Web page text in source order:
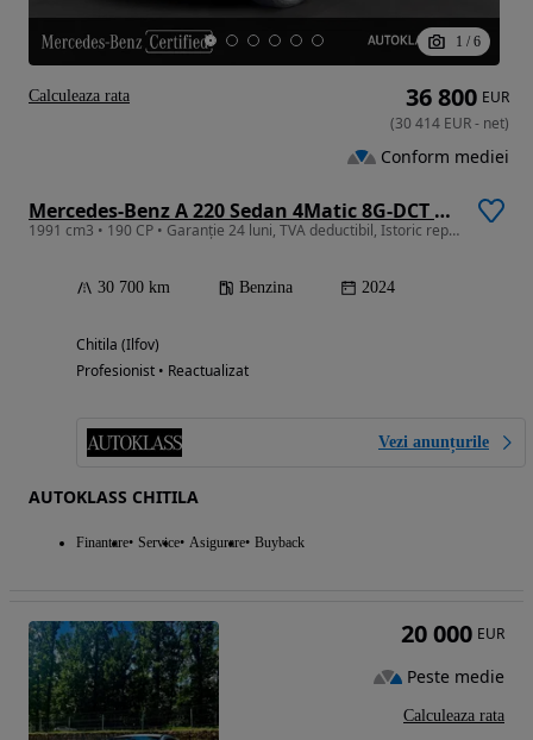
1 / 6
Mercedes-Benz A 220 Sedan 4Matic 8G-DCT Lim. AMG Line Advanced Plus
1991 cm3 • 190 CP • Garanție 24 luni, TVA deductibil, Istoric reprezentanta
30 700 km Benzina 2024
Chitila (Ilfov)
Profesionist • Reactualizat
Vezi anunțurile
AUTOKLASS CHITILA
Finantare Service Asigurare Buyback
36 800 EUR
(30 414 EUR- net)
Conform mediei
Calculeaza rata
20 000 EUR
Peste medie
Calculeaza rata